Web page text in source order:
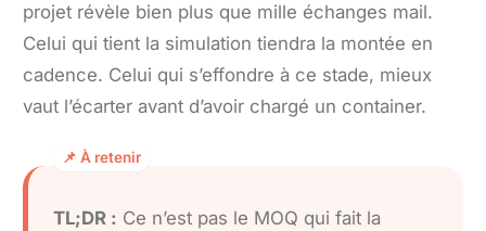
projet révèle bien plus que mille échanges mail.
Celui qui tient la simulation tiendra la montée en
cadence. Celui qui s’effondre à ce stade, mieux
vaut l’écarter avant d’avoir chargé un container.
TL;DR : Ce n’est pas le MOQ qui fait la